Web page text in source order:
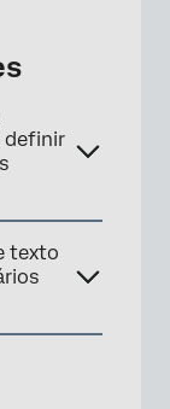
definir
texto